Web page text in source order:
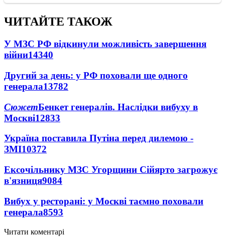
ЧИТАЙТЕ ТАКОЖ
У МЗС РФ відкинули можливість завершення
війни14340
Другий за день: у РФ поховали ще одного
генерала13782
СюжетБенкет генералів. Наслідки вибуху в
Москві12833
Україна поставила Путіна перед дилемою -
ЗМІ10372
Ексочільнику МЗС Угорщини Сійярто загрожує
в'язниця9084
Вибух у ресторані: у Москві таємно поховали
генерала8593
Читати коментарі